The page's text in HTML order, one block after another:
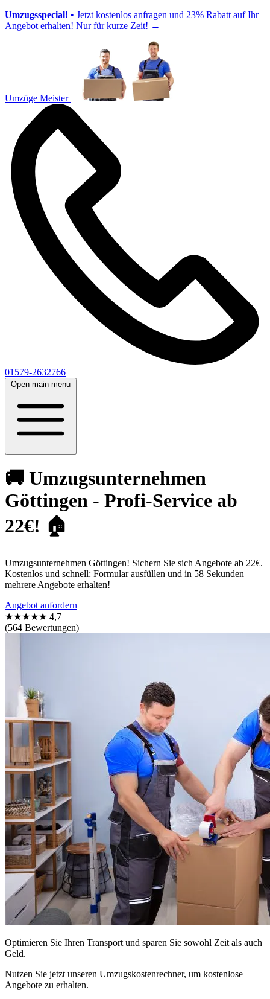
Umzugsspecial! • Jetzt kostenlos anfragen und 23% Rabatt auf Ihr
Angebot erhalten! Nur für kurze Zeit! →
Umzüge Meister
01579-2632766
Open main menu
🚚 Umzugsunternehmen
Göttingen - Profi-Service ab
22€! 🏠
Umzugsunternehmen Göttingen! Sichern Sie sich Angebote ab 22€.
Kostenlos und schnell: Formular ausfüllen und in 58 Sekunden
mehrere Angebote erhalten!
Angebot anfordern
★★★★★ 4,7
(564 Bewertungen)
Optimieren Sie Ihren Transport und sparen Sie sowohl Zeit als auch
Geld.
Nutzen Sie jetzt unseren Umzugskostenrechner, um kostenlose
Angebote zu erhalten.